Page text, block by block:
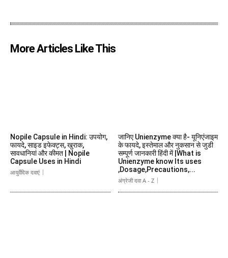
More Articles Like This
Nopile Capsule in Hindi: उपयोग,
फायदे, साइड इफेक्ट्स, खुराक,
सावधानियां और कीमत | Nopile
Capsule Uses in Hindi
आयुर्वेदिक दवाएं
जानिए Unienzyme क्या है- यूनिएंजाइम
के फायदे, इस्तेमाल और नुकसान से जुडी
सम्पूर्ण जानकारी हिंदी में |What is
Unienzyme know Its uses
,Dosage,Precautions,...
अंग्रेजी दवा A - Z